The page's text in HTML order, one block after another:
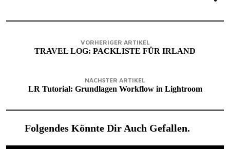
VORHERIGER ARTIKEL
TRAVEL LOG: PACKLISTE FÜR IRLAND
NÄCHSTER ARTIKEL
LR Tutorial: Grundlagen Workflow in Lightroom
Folgendes Könnte Dir Auch Gefallen.